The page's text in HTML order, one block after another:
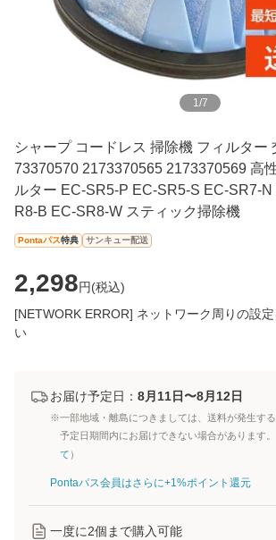
1/7
シャープ コードレス 掃除機 フィルター
73370570 2173370565 2173370569 高
ルター EC-SR5-P EC-SR5-S EC-SR7-
R8-B EC-SR8-W スティック掃除機
Pontaパス特典 サンキュー配送
2,298円(税込)
[NETWORK ERROR] ネットワーク周りの設
い
お届け予定日： 8月11日〜8月12日
※一部地域・離島につきましては、送料が発生す
予定日期間内にお届けできない場合があります。
て ）
Pontaパス会員はさらに+1%ポイント還元
一度に2個まで購入可能